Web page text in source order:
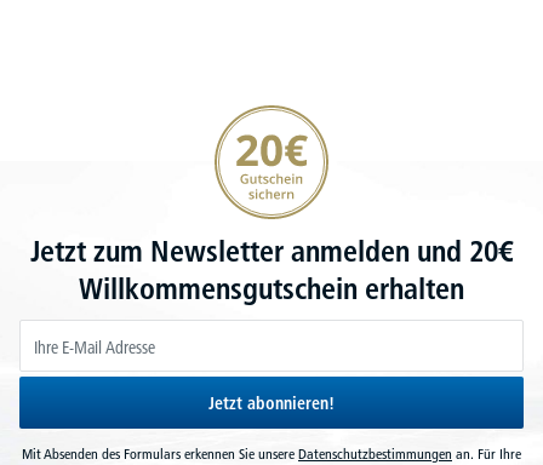
20€ Gutschein sichern
Jetzt zum Newsletter anmelden und 20€
Willkommensgutschein erhalten
Jetzt abonnieren!
Mit Absenden des Formulars erkennen Sie unsere Datenschutzbestimmungen an. Für Ihre